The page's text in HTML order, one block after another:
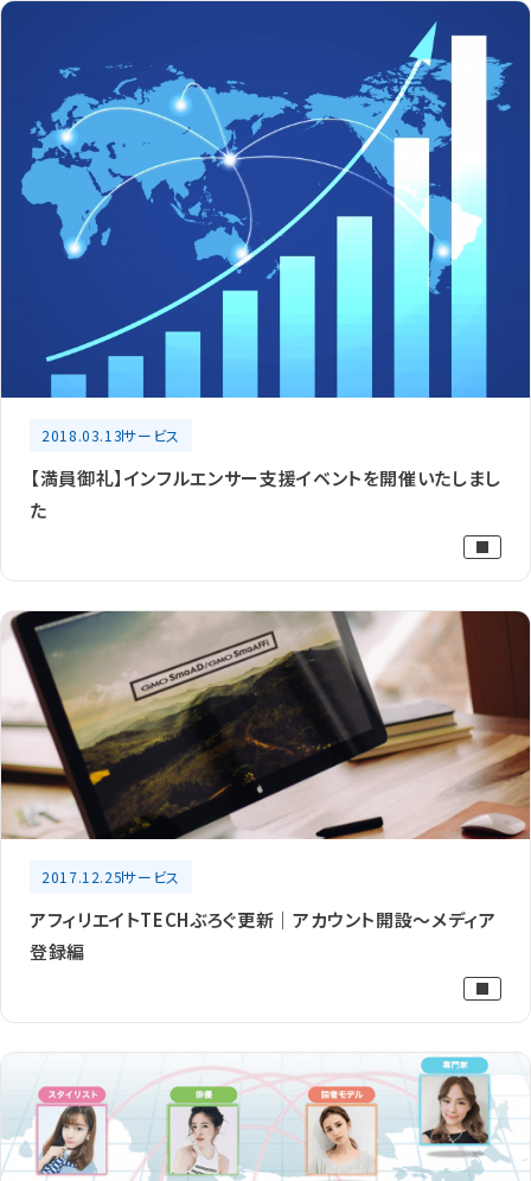
2018.03.13サービス
【満員御礼】インフルエンサー支援イベントを開催いたしまし
た
2017.12.25サービス
アフィリエイトTECHぶろぐ更新｜アカウント開設～メディア
登録編